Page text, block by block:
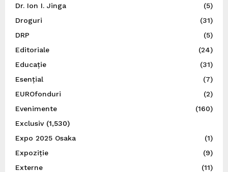
Dr. Ion I. Jinga
(5)
Droguri
(31)
DRP
(5)
Editoriale
(24)
Educație
(31)
Esențial
(7)
EUROfonduri
(2)
Evenimente
(160)
Exclusiv(1,530)
Expo 2025 Osaka
(1)
Expoziție
(9)
Externe
(11)